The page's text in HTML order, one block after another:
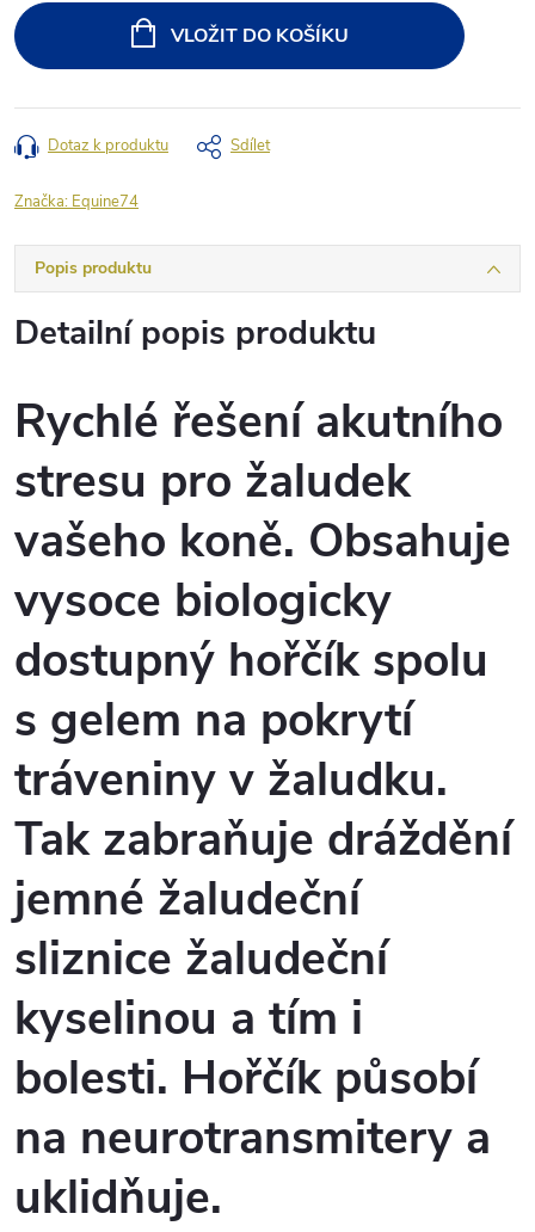
cena:
VLOŽIT DO KOŠÍKU
Dotaz k produktu Sdílet
Značka: Equine74
Popis produktu
Detailní popis produktu
Rychlé řešení akutního
stresu pro žaludek
vašeho koně. Obsahuje
vysoce biologicky
dostupný hořčík spolu
s gelem na pokrytí
tráveniny v žaludku.
Tak zabraňuje dráždění
jemné žaludeční
sliznice žaludeční
kyselinou a tím i
bolesti. Hořčík působí
na neurotransmitery a
uklidňuje.